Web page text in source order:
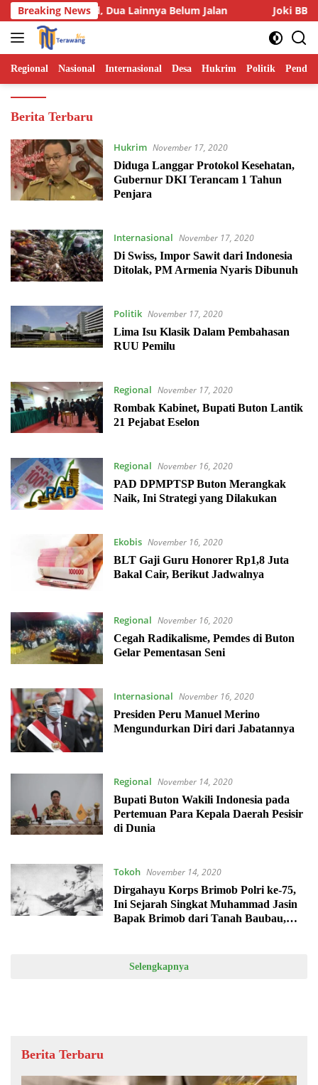
Langsung
ke
konten
Breaking News
Suspend, Dua Lainnya Belum Jalan Joki BBM
Regional Nasional Internasional Desa Hukrim Politik
Terawangnews.com
Berita Terbaru
Hukrim November 17, 2020
Diduga Langgar Protokol Kesehatan,
Gubernur DKI Terancam 1 Tahun
Penjara
Internasional November 17, 2020
Di Swiss, Impor Sawit dari Indonesia
Ditolak, PM Armenia Nyaris Dibunuh
Politik November 17, 2020
Lima Isu Klasik Dalam Pembahasan
RUU Pemilu
Regional November 17, 2020
Rombak Kabinet, Bupati Buton Lantik
21 Pejabat Eselon
Regional November 16, 2020
PAD DPMPTSP Buton Merangkak
Naik, Ini Strategi yang Dilakukan
Ekobis November 16, 2020
BLT Gaji Guru Honorer Rp1,8 Juta
Bakal Cair, Berikut Jadwalnya
Regional November 16, 2020
Cegah Radikalisme, Pemdes di Buton
Gelar Pementasan Seni
Internasional November 16, 2020
Presiden Peru Manuel Merino
Mengundurkan Diri dari Jabatannya
Regional November 14, 2020
Bupati Buton Wakili Indonesia pada
Pertemuan Para Kepala Daerah Pesisir
di Dunia
Tokoh November 14, 2020
Dirgahayu Korps Brimob Polri ke-75,
Ini Sejarah Singkat Muhammad Jasin
Bapak Brimob dari Tanah Baubau,
Selengkapnya
Berita Terbaru